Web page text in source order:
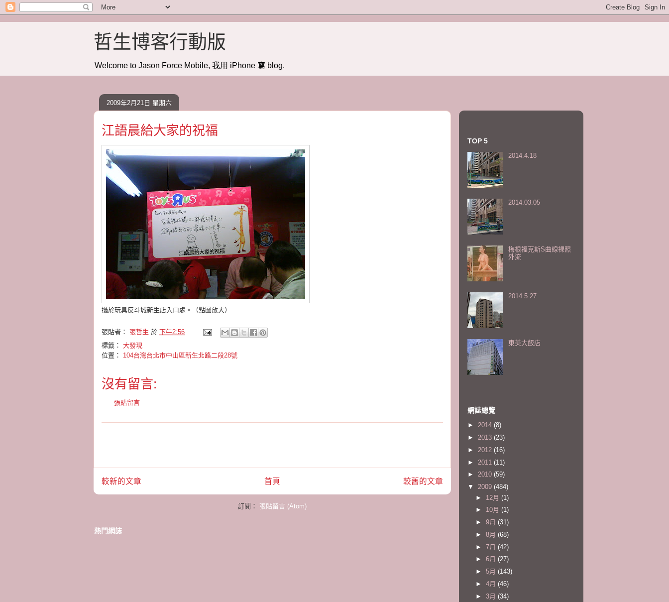
哲生博客行動版
Welcome to Jason Force Mobile, 我用 iPhone 寫 blog.
2009年2月21日 星期六
江語晨給大家的祝福
攝於玩具反斗城新生店入口處。（點圖放大）
張貼者： 張哲生 於 下午2:56
標籤： 大發現
位置： 104台灣台北市中山區新生北路二段28號
沒有留言:
張貼留言
較新的文章 較舊的文章
首頁
訂閱： 張貼留言 (Atom)
熱門網誌
TOP 5
2014.4.18
2014.03.05
梅根福克斯S曲線裸照
外流
2014.5.27
東美大飯店
網誌總覽
► 2014 (8)
► 2013 (23)
► 2012 (16)
► 2011 (11)
► 2010 (59)
▼ 2009 (484)
► 12月 (1)
► 10月 (1)
► 9月 (31)
► 8月 (68)
► 7月 (42)
► 6月 (27)
► 5月 (143)
► 4月 (46)
► 3月 (34)